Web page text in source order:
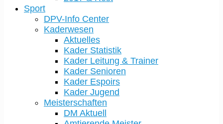
Sport
DPV-Info Center
Kaderwesen
Aktuelles
Kader Statistik
Kader Leitung & Trainer
Kader Senioren
Kader Espoirs
Kader Jugend
Meisterschaften
DM Aktuell